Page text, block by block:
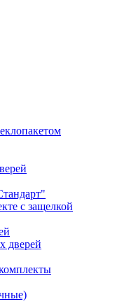
с защелкой
дверей